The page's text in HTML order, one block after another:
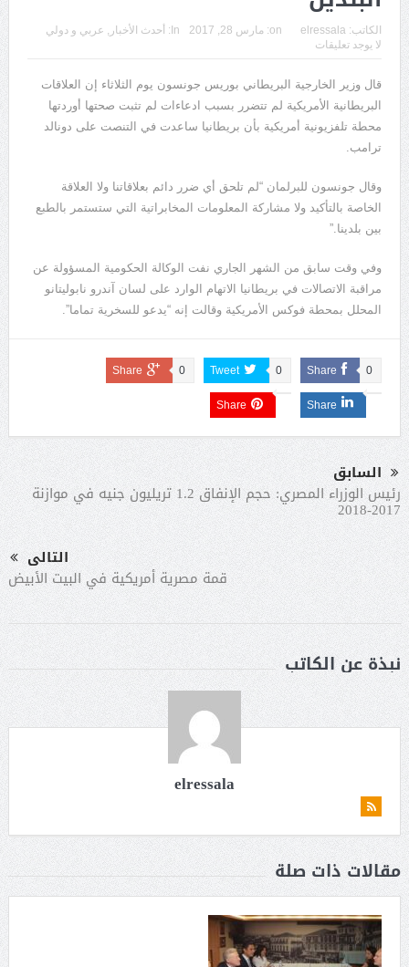
الكاتب: elressala
on: مارس 28, 2017 In: أحدث الأخبار
عربي و دولي
لا يوجد تعليقات
قال وزير الخارجية البريطاني بوريس جونسون يوم الثلاثاء إن العلاقات
البريطانية الأمريكية لم تتضرر بسبب ادعاءات لم تثبت صحتها أوردتها
محطة تلفزيونية أمريكية بأن بريطانيا ساعدت في التنصت على دونالد
ترامب.
وقال جونسون للبرلمان “لم تلحق أي ضرر دائم بعلاقاتنا ولا العلاقة
الخاصة بالتأكيد ولا مشاركة المعلومات المخابراتية التي ستستمر بالطبع
بين بلدينا.”
وفي وقت سابق من الشهر الجاري نفت الوكالة الحكومية المسؤولة عن
مراقبة الاتصالات في بريطانيا الاتهام الوارد على لسان آندرو نابوليتانو
المحلل بمحطة فوكس الأمريكية وقالت إنه “يدعو للسخرية تماما”.
Share 0
Tweet 0
Share 0
Share
Share
السابق
رئيس الوزراء المصري: حجم الإنفاق 1.2 تريليون جنيه في موازنة
2017-2018
التالى
قمة مصرية أمريكية في البيت الأبيض
نبذة عن الكاتب
elressala
مقالات ذات صلة